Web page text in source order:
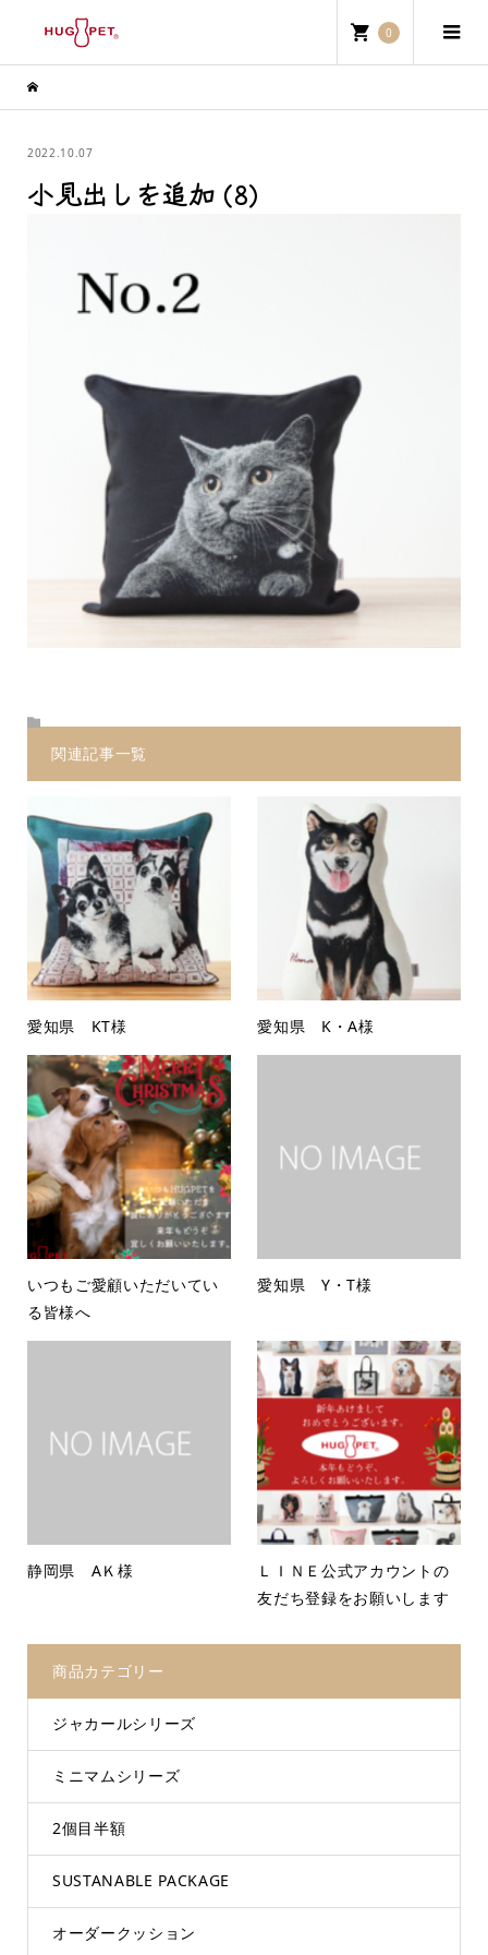
0
2022.10.07
小見出しを追加 (8)
関連記事一覧
愛知県 KT様 愛知県 K・A様
いつもご愛顧いただいてい
る皆様へ
愛知県 Y・T様
静岡県 AＫ様
ＬＩＮＥ公式アカウントの
友だち登録をお願いします
商品カテゴリー
ジャカールシリーズ
ミニマムシリーズ
2個目半額
SUSTANABLE PACKAGE
オーダークッション